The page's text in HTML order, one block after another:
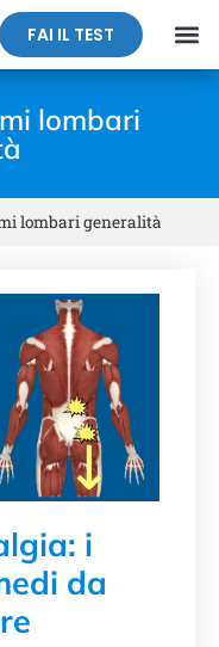
FAI IL TEST
lombari
lombari generalità
i
da